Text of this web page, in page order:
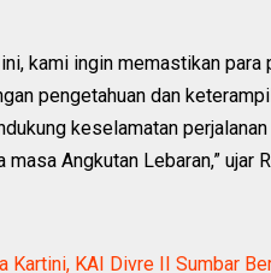
kami ingin memastikan
pengetahuan dan
keselamatan
Angkutan Lebaran,” ujar
Kartini, KAI Divre II Sumbar